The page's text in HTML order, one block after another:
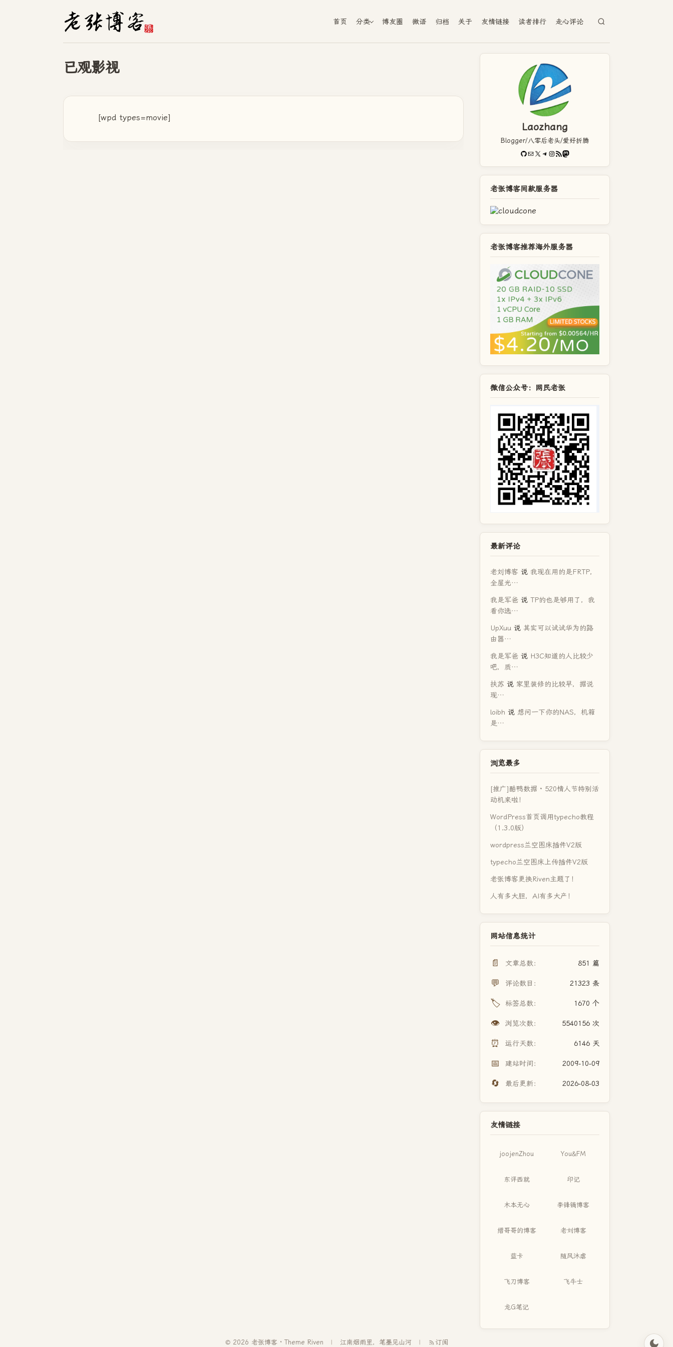
首页 分类 博友圈 微语 归档 关于 友情链接 读者排行 走心评论
已观影视
[wpd types=movie]
Laozhang
Blogger/八零后老头/爱好折腾
GitHub
电子邮件X Telegram
Instagram
RSS FeedMastodon
老张博客同款服务器
老张博客推荐海外服务器
微信公众号：网民老张
最新评论
老刘博客 说 我现在用的是FRTP，
全屋光…
我是军爸 说 TP的也是够用了，我
看你选…
UpXuu 说 其实可以试试华为的路
由器…
我是军爸 说 H3C知道的人比较少
吧，质…
扶苏 说 家里装修的比较早，据说
现…
loibh 说 想问一下你的NAS，机箱
是…
浏览最多
[推广]酷鸭数据 · 520情人节特别活
动机来啦！
WordPress首页调用typecho教程
（1.3.0版）
wordpress兰空图床插件V2版
typecho兰空图床上传插件V2版
老张博客更换Riven主题了！
人有多大胆，AI有多大产！
网站信息统计
📄 文章总数： 851 篇
💬 评论数目： 21323 条
🏷️ 标签总数： 1670 个
👁️ 浏览次数： 5540156 次
⏰ 运行天数： 6146 天
📅 建站时间： 2009-10-09
🔄 最后更新： 2026-08-03
友情链接
joojenZhou You&FM
东评西就 印记
木本无心 李锋镝博客
缙哥哥的博客 老刘博客
蓝卡 随风沐虐
飞刀博客 飞牛士
龙G笔记
© 2026 老张博客 · Theme Riven 江南烟雨里，笔墨见山河 订阅